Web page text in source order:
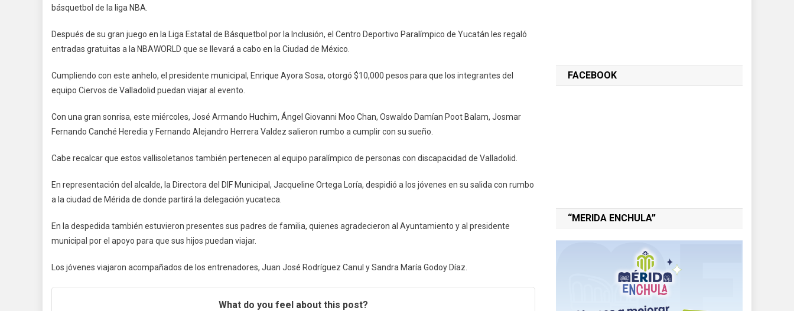
Cumplir
Su
básquetbol de la liga NBA.
Después de su gran juego en la Liga Estatal de Básquetbol por la Inclusión, el Centro Deportivo Paralímpico de Yucatán les regaló
entradas gratuitas a la NBAWORLD que se llevará a cabo en la Ciudad de México.
Cumpliendo con este anhelo, el presidente municipal, Enrique Ayora Sosa, otorgó $10,000 pesos para que los integrantes del
equipo Ciervos de Valladolid puedan viajar al evento.
Con una gran sonrisa, este miércoles, José Armando Huchim, Ángel Giovanni Moo Chan, Oswaldo Damían Poot Balam, Josmar
Fernando Canché Heredia y Fernando Alejandro Herrera Valdez salieron rumbo a cumplir con su sueño.
Cabe recalcar que estos vallisoletanos también pertenecen al equipo paralímpico de personas con discapacidad de Valladolid.
En representación del alcalde, la Directora del DIF Municipal, Jacqueline Ortega Loría, despidió a los jóvenes en su salida con rumbo
a la ciudad de Mérida de donde partirá la delegación yucateca.
En la despedida también estuvieron presentes sus padres de familia, quienes agradecieron al Ayuntamiento y al presidente
municipal por el apoyo para que sus hijos puedan viajar.
Los jóvenes viajaron acompañados de los entrenadores, Juan José Rodríguez Canul y Sandra María Godoy Díaz.
What do you feel about this post?
FACEBOOK
“MERIDA ENCHULA”